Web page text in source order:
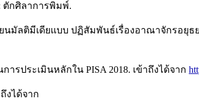
ตักศิลาการพิมพ์.
ลติมีเดียแบบ ปฏิสัมพันธ์เรื่องอาณาจักรอยุธ
รประเมินหลักใน PISA 2018. เข้าถึงได้จาก
งได้จาก